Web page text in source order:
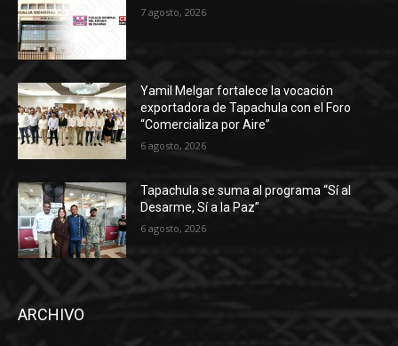
7 agosto, 2026
Yamil Melgar fortalece la vocación
exportadora de Tapachula con el Foro
“Comercializa por Aire”
6 agosto, 2026
Tapachula se suma al programa “Sí al
Desarme, Sí a la Paz”
6 agosto, 2026
ARCHIVO